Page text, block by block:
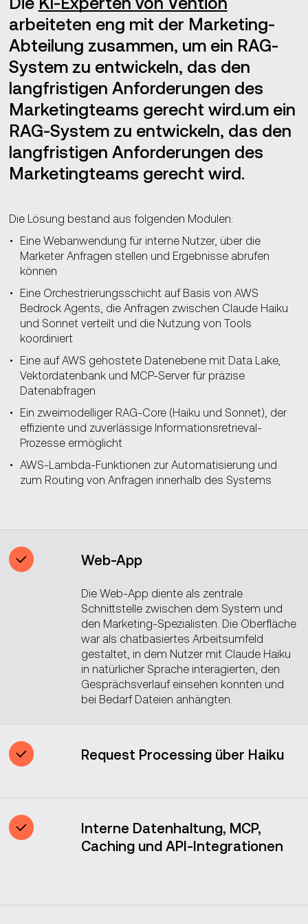
arbeiteten eng mit der Marketing-
Abteilung zusammen, um ein RAG-
System zu entwickeln, das den
langfristigen Anforderungen des
Marketingteams gerecht wird.um ein
RAG-System zu entwickeln, das den
langfristigen Anforderungen des
Marketingteams gerecht wird.
Die Lösung bestand aus folgenden Modulen:
Eine Webanwendung für interne Nutzer, über die
Marketer Anfragen stellen und Ergebnisse abrufen
können
Eine Orchestrierungsschicht auf Basis von AWS
Bedrock Agents, die Anfragen zwischen Claude Haiku
und Sonnet verteilt und die Nutzung von Tools
koordiniert
Eine auf AWS gehostete Datenebene mit Data Lake,
Vektordatenbank und MCP-Server für präzise
Datenabfragen
Ein zweimodelliger RAG-Core (Haiku und Sonnet), der
effiziente und zuverlässige Informationsretrieval-
Prozesse ermöglicht
AWS-Lambda-Funktionen zur Automatisierung und
zum Routing von Anfragen innerhalb des Systems
Web-App
Die Web-App diente als zentrale
Schnittstelle zwischen dem System und
den Marketing-Spezialisten. Die Oberfläche
war als chatbasiertes Arbeitsumfeld
gestaltet, in dem Nutzer mit Claude Haiku
in natürlicher Sprache interagierten, den
Gesprächsverlauf einsehen konnten und
bei Bedarf Dateien anhängten.
Request Processing über Haiku
Anfragen im System eingesetzt.
Nach Eingang einer Nutzeranfrage zerlegte
Interne Datenhaltung, MCP,
Caching und API-Integrationen
konzipiert, dass es sich in die internen